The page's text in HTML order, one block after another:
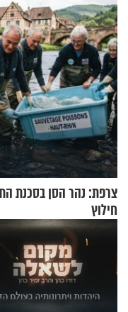
צרפת: נהר הסן בסכנת
חילוץ